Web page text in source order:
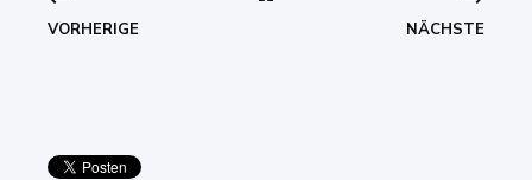
VORHERIGE NÄCHSTE